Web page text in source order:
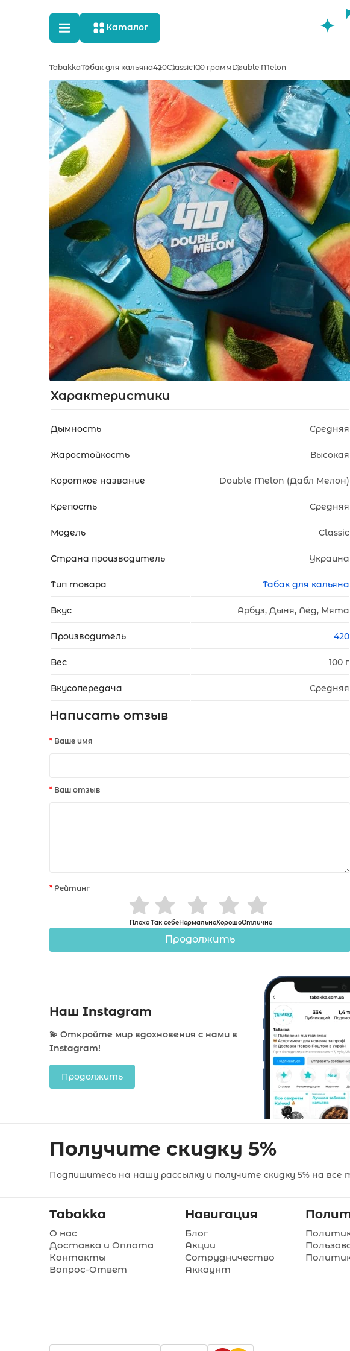
Каталог
Акции
Укр Рус
TabakkaТабак для кальяна420Classic100 граммDouble Melon
Характеристики
Дымность Средняя
Жаростойкость Высокая
Короткое название Double Melon (Дабл Мелон)
Крепость Средняя
Модель Classic
Страна производитель Украина
Тип товара Табак для кальяна
Вкус Арбуз, Дыня, Лёд, Мята
Производитель 420
Вес 100 г
Вкусопередача Средняя
Написать отзыв
Ваше имя
Ваш отзыв
Рейтинг
ПлохоТак себеНормальноХорошоОтлично
Продолжить
Наш Instagram
💫 Откройте мир вдохновения с нами в
Instagram!
Продолжить
Получите скидку 5%
Подпишитесь на нашу рассылку и получите скидку 5% на все
Tabakka
О нас
Доставка и Оплата
Контакты
Вопрос-Ответ
Навигация
Блог
Акции
Сотрудничество
Аккаунт